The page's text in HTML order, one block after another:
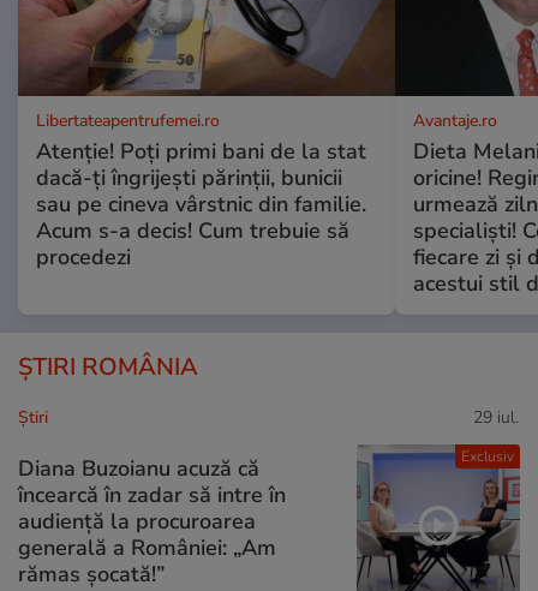
Libertateapentrufemei.ro
Atenție! Poți primi bani de la stat
dacă-ți îngrijești părinții, bunicii
sau pe cineva vârstnic din familie.
Acum s-a decis! Cum trebuie să
procedezi
Avantaje.ro
Dieta
oricine!
urmează
specialiști!
fiecare zi și
acestui stil
ȘTIRI ROMÂNIA
Exclusiv
Ştiri 29 iul.
Diana Buzoianu acuză că
încearcă în zadar să intre în
audiență la procuroarea
generală a României: „Am
rămas șocată!”